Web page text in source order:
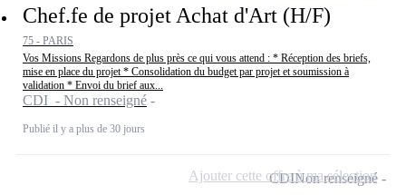
Chef.fe de projet Achat d'Art (H/F)
75 - PARIS
Vos Missions Regardons de plus près ce qui vous attend : * Réception des briefs,
mise en place du projet * Consolidation du budget par projet et soumission à
validation * Envoi du brief aux...
CDI - Non renseigné
Publié il y a plus de 30 jours
CDINon renseigné
Ajouter cette offre à ma sélection